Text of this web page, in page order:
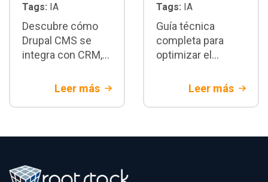
Tags: IA
Descubre cómo
Drupal CMS se
integra con CRM,
más mediante
GraphQL y
headless para
digitales
Leer más
Tags: IA
Guía técnica
completa para
optimizar el
sitios Drupal
caché, CDN, base
imágenes, BigPipe
Leer más